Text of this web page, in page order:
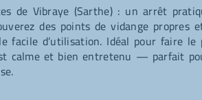
de Vibraye (Sarthe) : un arrêt
des points de vidange propres
facile d’utilisation. Idéal pour faire le
calme et bien entretenu — parfait